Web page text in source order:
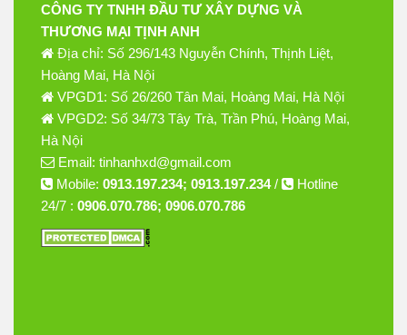
CÔNG TY TNHH ĐẦU TƯ XÂY DỰNG VÀ
THƯƠNG MẠI TỊNH ANH
Địa chỉ: Số 296/143 Nguyễn Chính, Thịnh Liệt,
Hoàng Mai, Hà Nội
VPGD1: Số 26/260 Tân Mai, Hoàng Mai, Hà Nội
VPGD2: Số 34/73 Tây Trà, Trần Phú, Hoàng Mai,
Hà Nội
Email: tinhanhxd@gmail.com
Mobile: 0913.197.234; 0913.197.234/
Hotline
24/7 : 0906.070.786; 0906.070.786